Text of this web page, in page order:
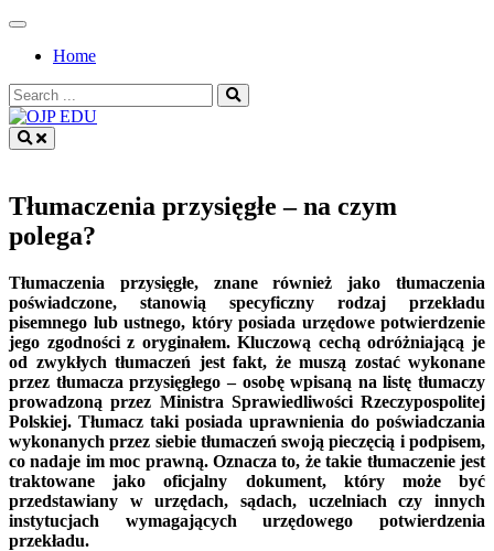
Skip
contentHome
Search
for:
Tłumaczenia przysięgłe – na czym
polega?
Tłumaczenia przysięgłe, znane również jako tłumaczenia
poświadczone, stanowią specyficzny rodzaj przekładu
pisemnego lub ustnego, który posiada urzędowe potwierdzenie
jego zgodności z oryginałem. Kluczową cechą odróżniającą je
od zwykłych tłumaczeń jest fakt, że muszą zostać wykonane
przez tłumacza przysięgłego – osobę wpisaną na listę tłumaczy
prowadzoną przez Ministra Sprawiedliwości Rzeczypospolitej
Polskiej. Tłumacz taki posiada uprawnienia do poświadczania
wykonanych przez siebie tłumaczeń swoją pieczęcią i podpisem,
co nadaje im moc prawną. Oznacza to, że takie tłumaczenie jest
traktowane jako oficjalny dokument, który może być
przedstawiany w urzędach, sądach, uczelniach czy innych
instytucjach wymagających urzędowego potwierdzenia
przekładu.